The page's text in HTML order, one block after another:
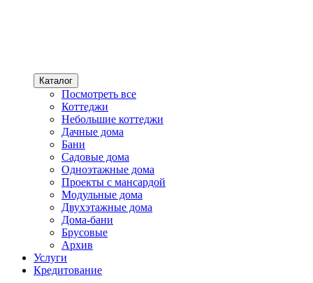
Каталог
Посмотреть все
Коттеджи
Небольшие коттеджи
Дачные дома
Бани
Садовые дома
Одноэтажные дома
Проекты с мансардой
Модульные дома
Двухэтажные дома
Дома-бани
Брусовые
Архив
Услуги
Кредитование